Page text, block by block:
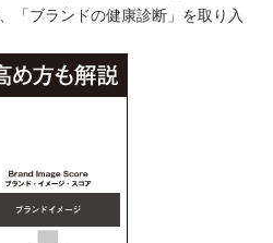
「ブランドの健康診断」を取り入